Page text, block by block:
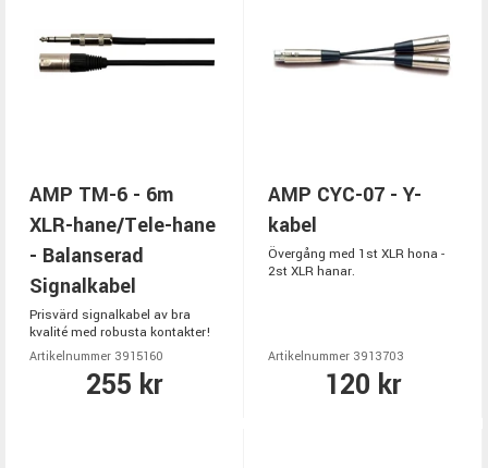
AMP TM-6 - 6m
XLR-hane/Tele-hane
- Balanserad
Signalkabel
Prisvärd signalkabel av bra
kvalité med robusta kontakter!
Artikelnummer 3915160
255 kr
AMP CYC-07 - Y-
kabel
Övergång med 1st XLR hona -
2st XLR hanar.
Artikelnummer 3913703
120 kr